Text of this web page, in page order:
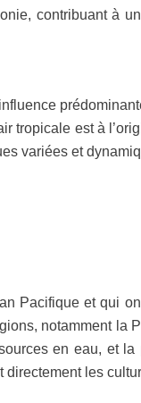
contribuant à
tropicale est à
variées et
Pacifique et qui
notamment la
en eau, et
les